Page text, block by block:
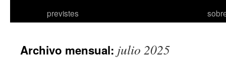
previstes
Archivo mensual: julio 2025